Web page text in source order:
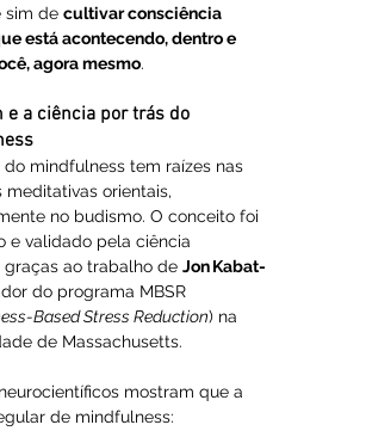
sim de cultivar consciência
está acontecendo, dentro e
agora mesmo.
e a ciência por trás do
mindfulness tem raízes nas
meditativas orientais,
no budismo. O conceito foi
e validado pela ciência
graças ao trabalho de Jon Kabat-
do programa MBSR
Based Stress Reduction) na
de Massachusetts.
mostram que a
de mindfulness: